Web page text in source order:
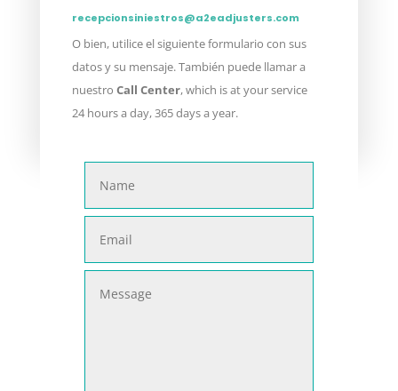
recepcionsiniestros@a2eadjusters.com
O bien, utilice el siguiente formulario con sus
datos y su mensaje. También puede llamar a
nuestro Call Center, which is at your service
24 hours a day, 365 days a year.